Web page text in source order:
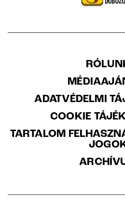
ADATVÉDELMI
COOKIE
TARTALOM